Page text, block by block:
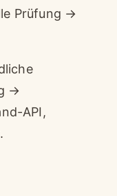
Prüfung →
→
API,